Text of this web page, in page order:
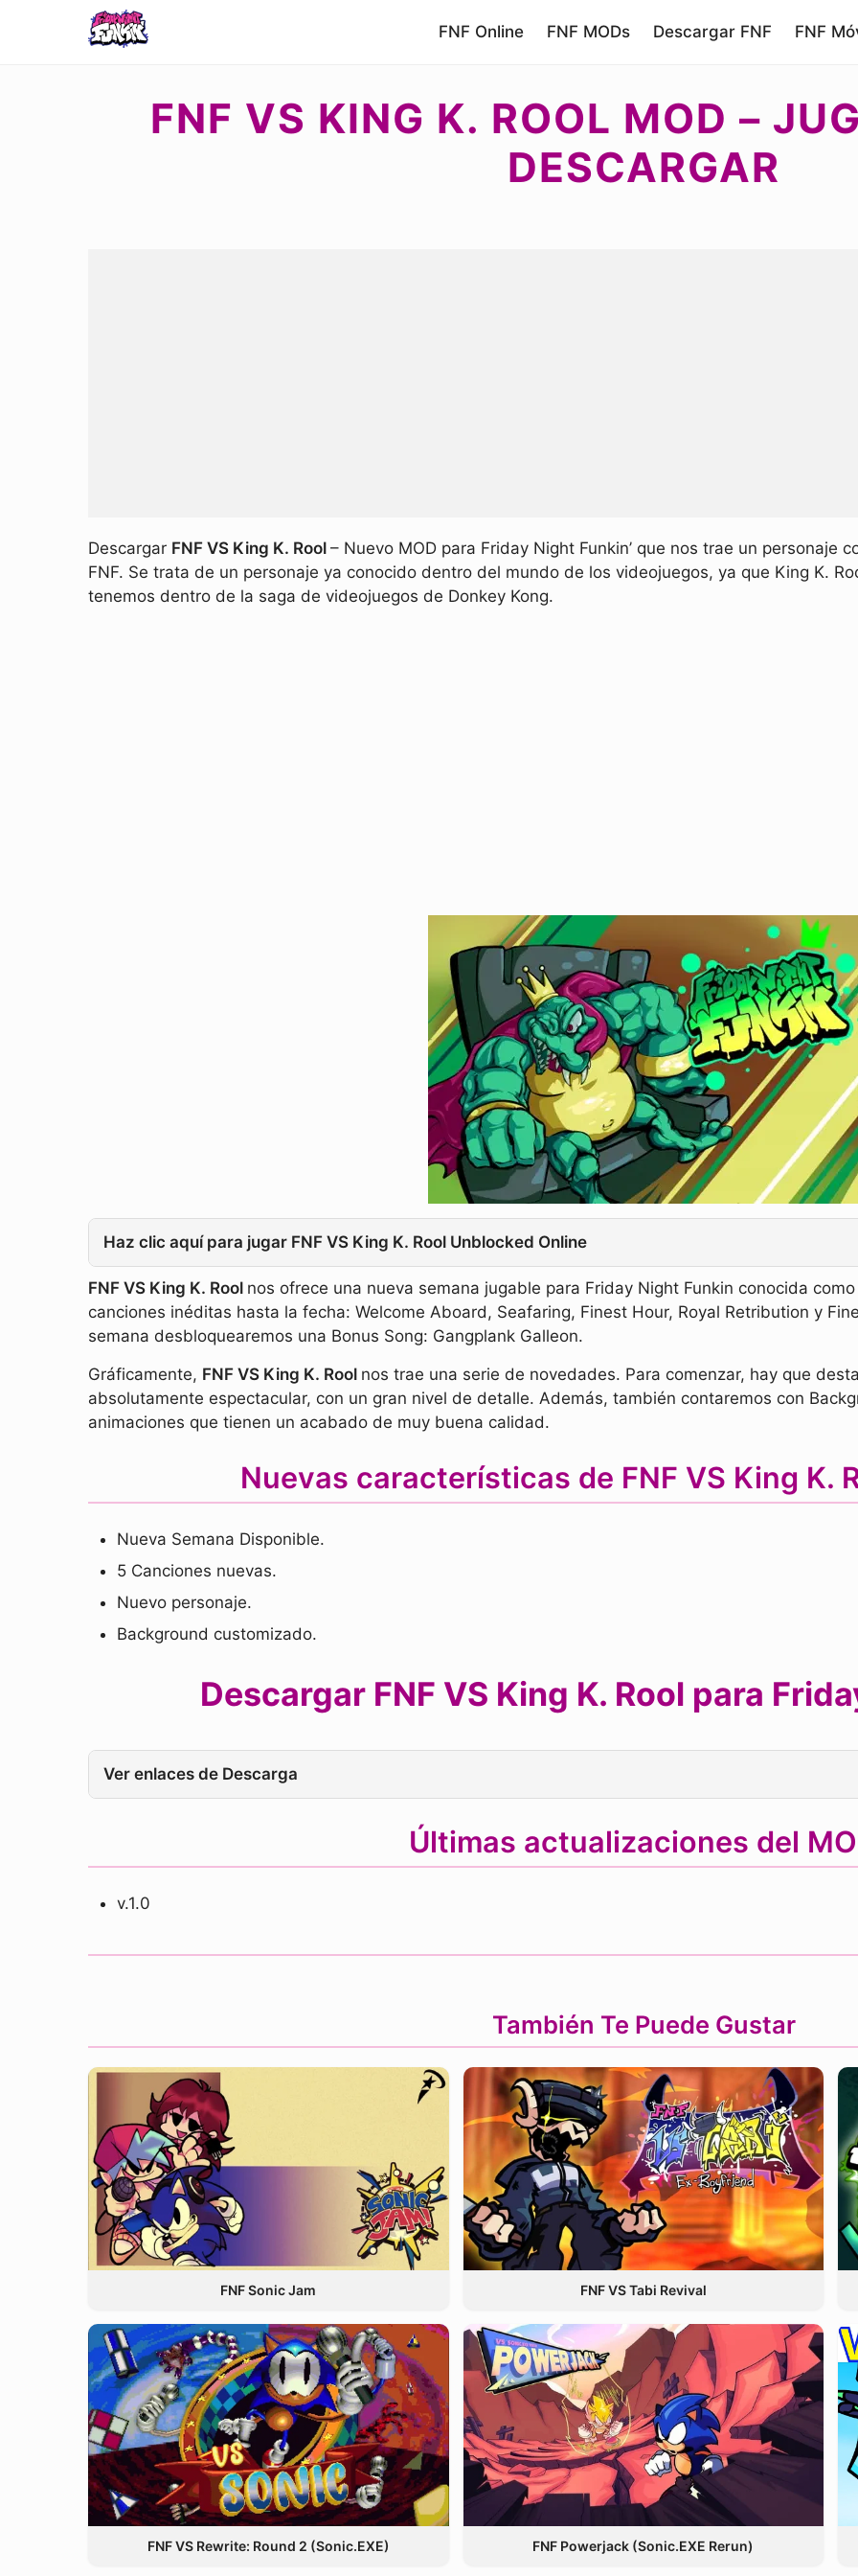
FNF Online FNF MODs Descargar FNF FNF
FNF VS KING K. ROOL MOD –
DESCARGAR
Descargar FNF VS King K. Rool – Nuevo MOD para Friday Night Funkin’ que nos trae un personaje
FNF. Se trata de un personaje ya conocido dentro del mundo de los videojuegos, ya que King K.
tenemos dentro de la saga de videojuegos de Donkey Kong.
Haz clic aquí para jugar FNF VS King K. Rool Unblocked Online
FNF VS King K. Rool nos ofrece una nueva semana jugable para Friday Night Funkin conocida
canciones inéditas hasta la fecha: Welcome Aboard, Seafaring, Finest Hour, Royal Retribution y
semana desbloquearemos una Bonus Song: Gangplank Galleon.
Gráficamente, FNF VS King K. Rool nos trae una serie de novedades. Para comenzar, hay que
absolutamente espectacular, con un gran nivel de detalle. Además, también contaremos con
animaciones que tienen un acabado de muy buena calidad.
Nuevas características de FNF VS King K.
Nueva Semana Disponible.
5 Canciones nuevas.
Nuevo personaje.
Background customizado.
Descargar FNF VS King K. Rool para
Ver enlaces de Descarga
Últimas actualizaciones del
v.1.0
También Te Puede Gustar
FNF Sonic Jam FNF VS Tabi Revival
FNF VS Rewrite: Round 2 (Sonic.EXE) FNF Powerjack (Sonic.EXE Rerun)